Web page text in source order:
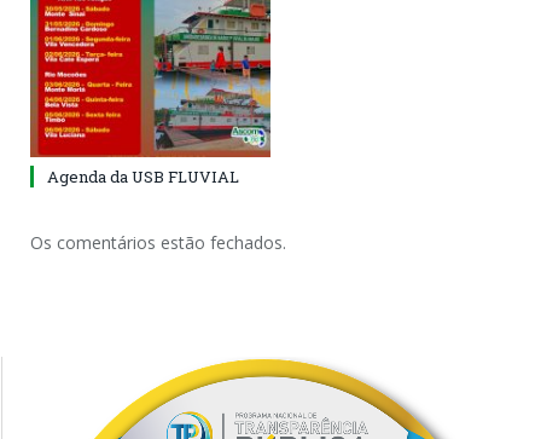
Agenda da USB FLUVIAL
Os comentários estão fechados.